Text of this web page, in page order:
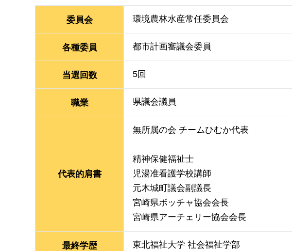
委員会 環境農林水産常任委員会
各種委員 都市計画審議会委員
当選回数 5回
職業 県議会議員
代表的肩書
無所属の会 チームひむか代表
精神保健福祉士
児湯准看護学校講師
元木城町議会副議長
宮崎県ボッチャ協会会長
宮崎県アーチェリー協会会長
最終学歴 東北福祉大学 社会福祉学部